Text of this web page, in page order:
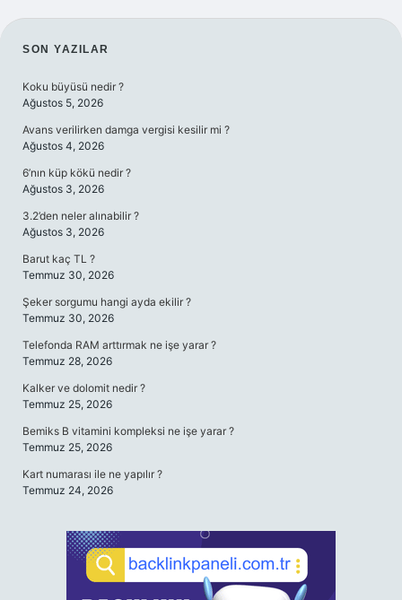
SIDEBAR
SON YAZILAR
Koku büyüsü nedir ?
Ağustos 5, 2026
Avans verilirken damga vergisi kesilir mi ?
Ağustos 4, 2026
6’nın küp kökü nedir ?
Ağustos 3, 2026
3.2’den neler alınabilir ?
Ağustos 3, 2026
Barut kaç TL ?
Temmuz 30, 2026
Şeker sorgumu hangi ayda ekilir ?
Temmuz 30, 2026
Telefonda RAM arttırmak ne işe yarar ?
Temmuz 28, 2026
Kalker ve dolomit nedir ?
Temmuz 25, 2026
Bemiks B vitamini kompleksi ne işe yarar ?
Temmuz 25, 2026
Kart numarası ile ne yapılır ?
Temmuz 24, 2026